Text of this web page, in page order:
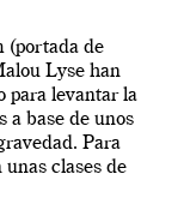
(portada de
Lyse han
para levantar la
a base de unos
Para
clases de